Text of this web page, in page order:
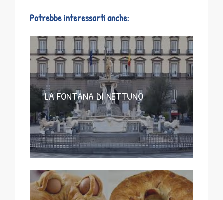
Potrebbe interessarti anche:
LA FONTANA DI NETTUNO